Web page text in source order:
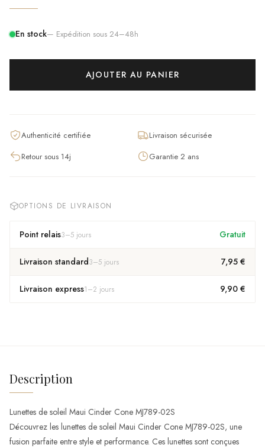
En stock— Expédition sous 24–48h
AJOUTER AU PANIER
Authenticité certifiée
Livraison sécurisée
Retour sous 14j
Garantie 2 ans
OPTIONS DE LIVRAISON
Point relais3–5 jours Gratuit
Livraison standard3–5 jours 7,95 €
Livraison express1–2 jours 9,90 €
Description
Lunettes de soleil Maui Cinder Cone MJ789-02S
Découvrez les lunettes de soleil Maui Cinder Cone MJ789-02S, une
fusion parfaite entre style et performance. Ces lunettes sont conçues